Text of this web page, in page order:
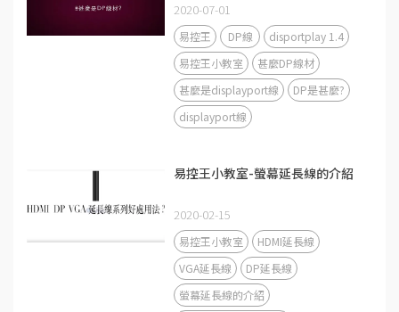
2020-07-01
易控王 DP線
disportplay 1.4
易控王小教室
甚麼DP線材
甚麼是displayport線
DP是甚麼?
displayport線
易控王小教室-螢幕延長線的介紹
2020-02-15
易控王小教室
HDMI延長線
VGA延長線
DP延長線
螢幕延長線的介紹